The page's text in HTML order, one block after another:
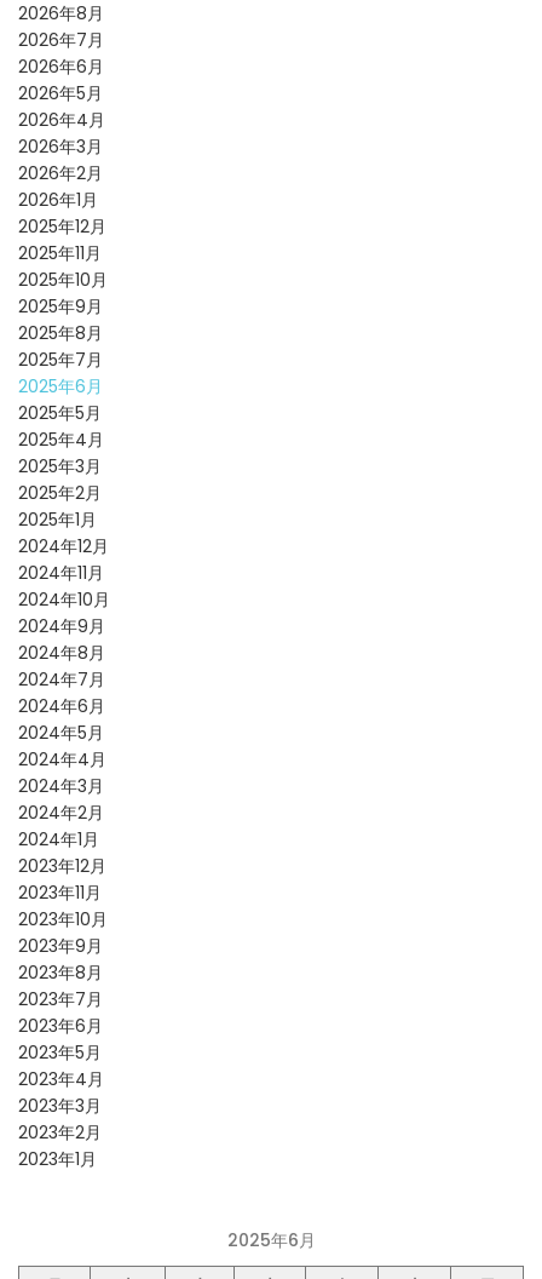
2026年8月
2026年7月
2026年6月
2026年5月
2026年4月
2026年3月
2026年2月
2026年1月
2025年12月
2025年11月
2025年10月
2025年9月
2025年8月
2025年7月
2025年6月
2025年5月
2025年4月
2025年3月
2025年2月
2025年1月
2024年12月
2024年11月
2024年10月
2024年9月
2024年8月
2024年7月
2024年6月
2024年5月
2024年4月
2024年3月
2024年2月
2024年1月
2023年12月
2023年11月
2023年10月
2023年9月
2023年8月
2023年7月
2023年6月
2023年5月
2023年4月
2023年3月
2023年2月
2023年1月
2025年6月